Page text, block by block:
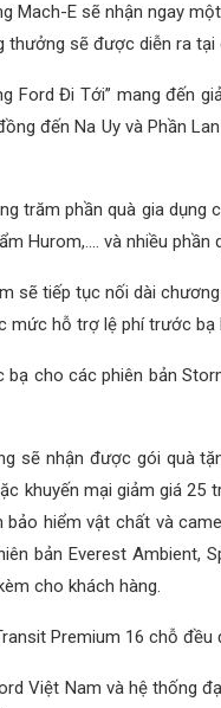
Mach-E sẽ nhận ngay
thưởng sẽ được diễn ra
Ford Đi Tới” mang đến
đến Na Uy và Phần
trăm phần quà gia
Hurom,.... và nhiều phần
sẽ tiếp tục nối dài
hỗ trợ lệ phí trước bạ
cho các phiên bản
sẽ nhận được gói quà
khuyến mại giảm giá 25
hiểm vật chất và
bản Everest Ambient,
cho khách hàng.
Premium 16 chỗ
Việt Nam và hệ thống